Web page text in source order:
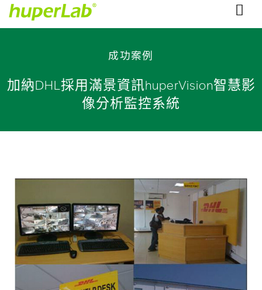
成功案例
加納DHL採用滿景資訊huperVision智慧影
像分析監控系統